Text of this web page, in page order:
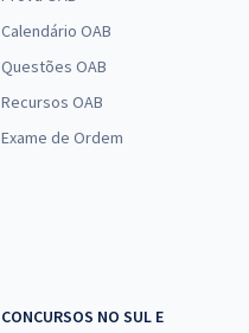
Calendário OAB
Questões OAB
Recursos OAB
Exame de Ordem
CONCURSOS NO SUL E